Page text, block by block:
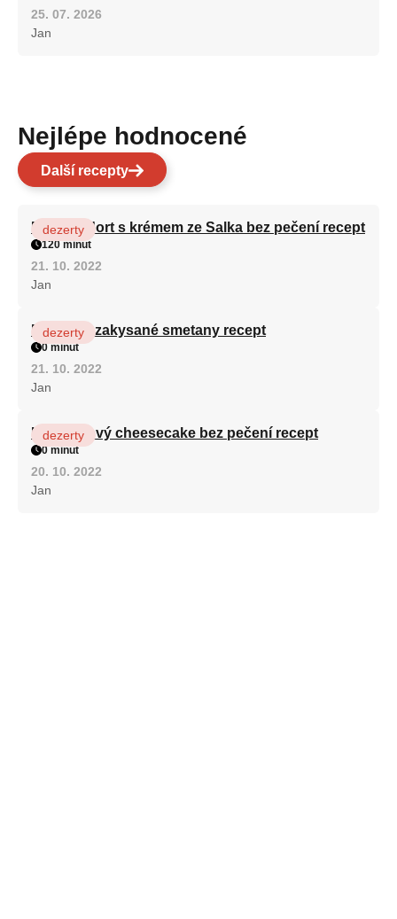
25. 07. 2026
Jan
Nejlépe hodnocené
Další recepty
Patrový dort s krémem ze Salka bez pečení recept
dezerty
120 minut
21. 10. 2022
Jan
Fánky ze zakysané smetany recept
dezerty
0 minut
21. 10. 2022
Jan
Karamelový cheesecake bez pečení recept
dezerty
0 minut
20. 10. 2022
Jan